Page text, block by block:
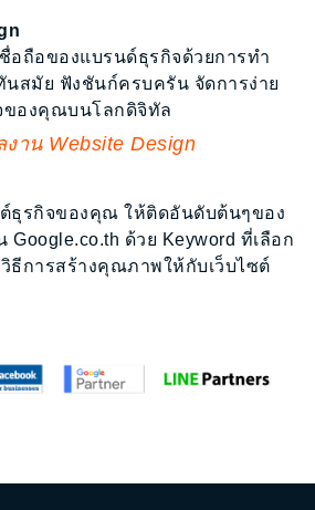
อถือของแบรนด์ธุรกิจด้วยการทำ
นสมัย ฟังชันก์ครบครัน จัดการง่าย
ของคุณบนโลกดิจิทัล
าน Website Design
ธุรกิจของคุณ ให้ติดอันดับต้นๆของ
ด้วย Keyword ที่เลือก
ธีการสร้างคุณภาพให้กับเว็บไซต์